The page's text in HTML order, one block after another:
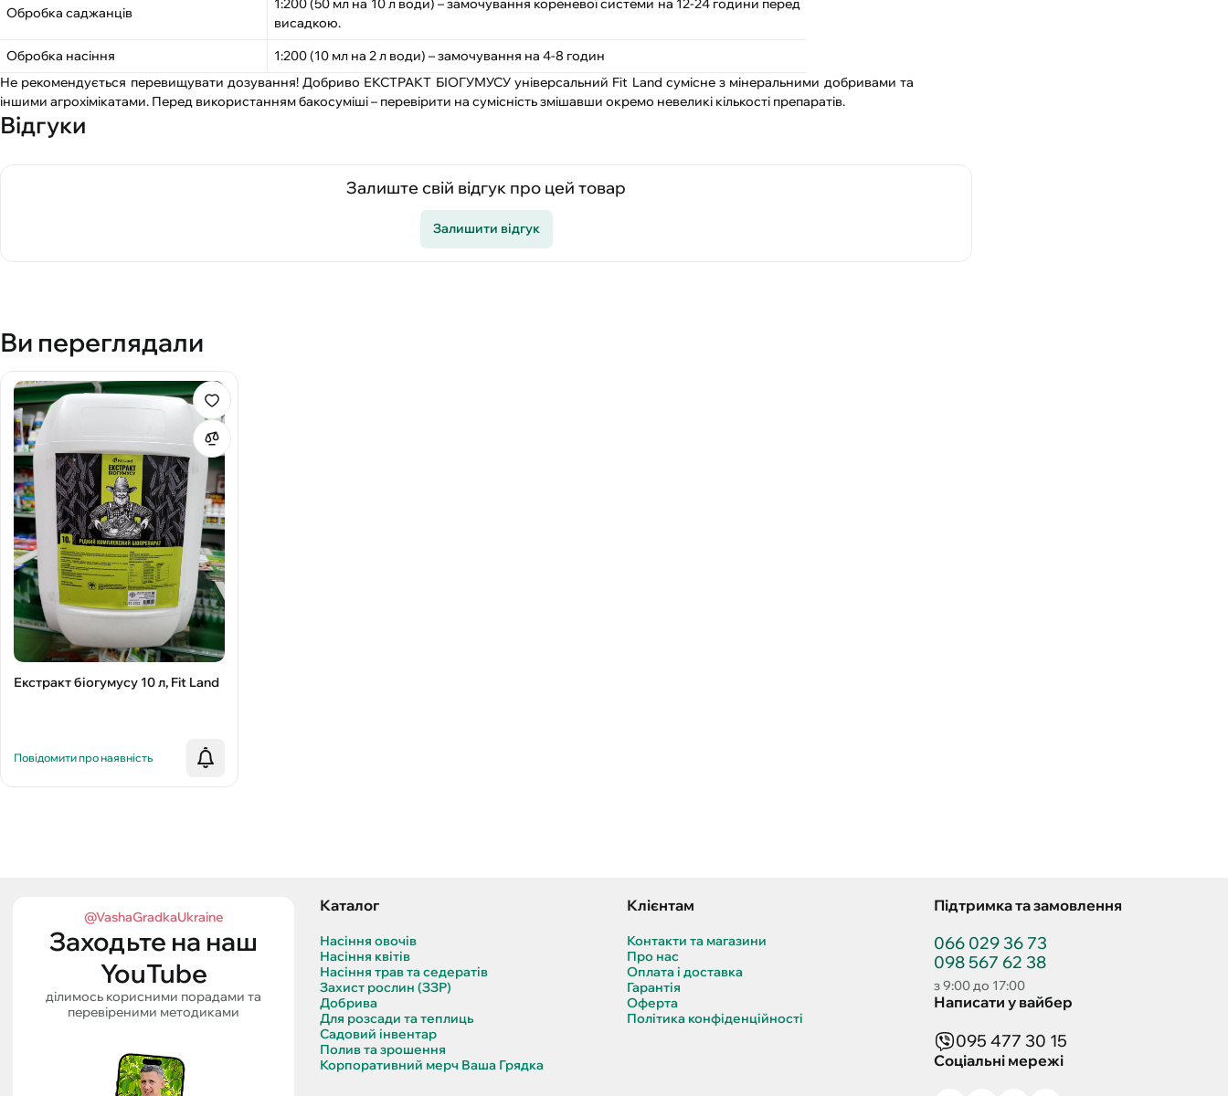
Обробка саджанців
висадкою.
Обробка насіння
1:200 (10 мл на 2 л води) – замочування на 4-8 годин
Не рекомендується перевищувати дозування! Добриво ЕКСТРАКТ БІОГУМУСУ універсальний Fit Land сумісне з мінеральними добривами та
іншими агрохімікатами. Перед використанням бакосуміші – перевірити на сумісність змішавши окремо невеликі кількості препаратів.
Відгуки
Залиште свій відгук про цей товар
Залишити відгук
Ви переглядали
Екстракт біогумусу 10 л, Fit Land
Повідомити про наявність
@VashaGradkaUkraine
Заходьте на наш
YouTube
ділимось корисними порадами та
перевіреними методиками
Каталог
Насіння овочів
Насіння квітів
Насіння трав та седератів
Захист рослин (ЗЗР)
Добрива
Для розсади та теплиць
Садовий інвентар
Полив та зрошення
Корпоративний мерч Ваша Грядка
Клієнтам
Контакти та магазини
Про нас
Оплата і доставка
Гарантія
Оферта
Політика конфіденційності
Підтримка та замовлення
066 029 36 73
098 567 62 38
з 9:00 до 17:00
Написати у вайбер
095 477 30 15
Соціальні мережі